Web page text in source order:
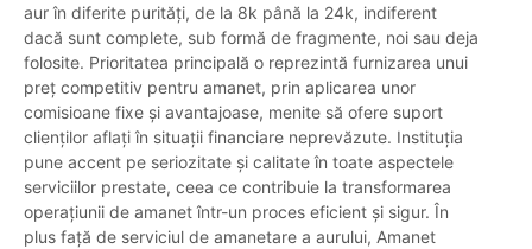
aur în diferite purități, de la 8k până la 24k, indiferent
dacă sunt complete, sub formă de fragmente, noi sau deja
folosite. Prioritatea principală o reprezintă furnizarea unui
preț competitiv pentru amanet, prin aplicarea unor
comisioane fixe și avantajoase, menite să ofere suport
clienților aflați în situații financiare neprevăzute. Instituția
pune accent pe seriozitate și calitate în toate aspectele
serviciilor prestate, ceea ce contribuie la transformarea
operațiunii de amanet într-un proces eficient și sigur. În
plus față de serviciul de amanetare a aurului, Amanet